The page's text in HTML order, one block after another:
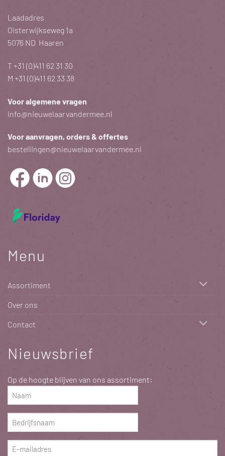
Laadadres
Oisterwijkseweg 1a
5076 ND Haaren
T+31 (0)411 62 31 30
M +31 (0)411 62 33 38
Voor algemene vragen
info@nieuwelaarvandermee.nl
Voor aanvragen, orders & offertes
bestellingen@nieuwelaarvandermee.nl
Menu
Assortiment
Over ons
Contact
Nieuwsbrief
Op de hoogte blijven van ons assortiment:
Naam
(Vereist)
Bedrijfsnaam
(Vereist)
E-